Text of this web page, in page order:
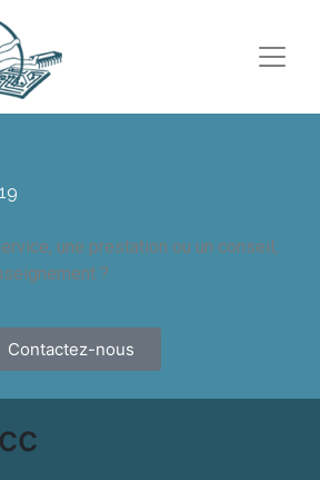
une prestation ou un conseil,
?
Contactez-nous